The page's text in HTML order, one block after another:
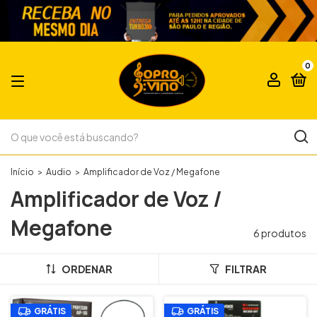
0
Início > Audio > Amplificador de Voz / Megafone
Amplificador de Voz /
Megafone
6 produtos
ORDENAR FILTRAR
GRÁTIS GRÁTIS